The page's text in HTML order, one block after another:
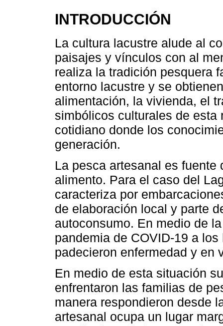
INTRODUCCIÓN
La cultura lacustre alude al
paisajes y vínculos con al
realiza la tradición pesquera
entorno lacustre y se
alimentación, la vivienda, el
simbólicos culturales de esta
cotidiano donde los
generación.
La pesca artesanal es fuente
alimento. Para el caso del
caracteriza por
de elaboración local y parte
autoconsumo. En medio de
pandemia de COVID-19 a
padecieron enfermedad y en
En medio de esta situación
enfrentaron las familias de
manera respondieron desde
artesanal ocupa un lugar